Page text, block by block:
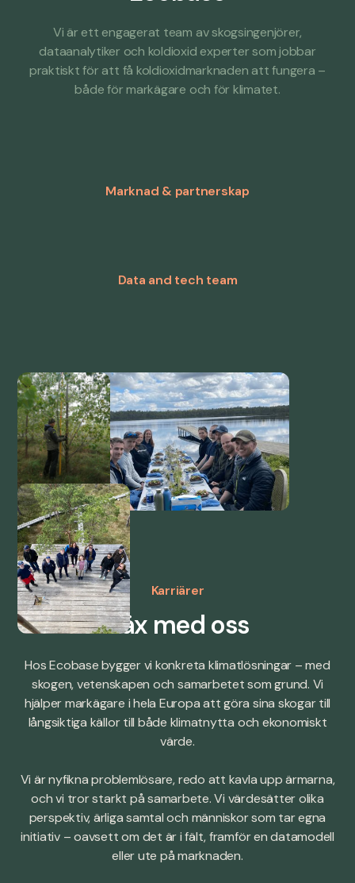
Vi är ett engagerat team av skogsingenjörer,
dataanalytiker och koldioxid experter som jobbar
praktiskt för att få koldioxidmarknaden att fungera –
både för markägare och för klimatet.
Marknad & partnerskap
Data and tech team
Karriärer
Väx med oss
Hos Ecobase bygger vi konkreta klimatlösningar – med
skogen, vetenskapen och samarbetet som grund. Vi
hjälper markägare i hela Europa att göra sina skogar till
långsiktiga källor till både klimatnytta och ekonomiskt
värde.
Vi är nyfikna problemlösare, redo att kavla upp ärmarna,
och vi tror starkt på samarbete. Vi värdesätter olika
perspektiv, ärliga samtal och människor som tar egna
initiativ – oavsett om det är i fält, framför en datamodell
eller ute på marknaden.